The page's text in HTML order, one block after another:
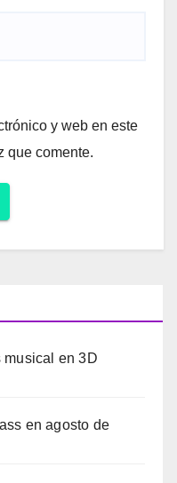
y web en este
que comente.
musical en 3D
en agosto de